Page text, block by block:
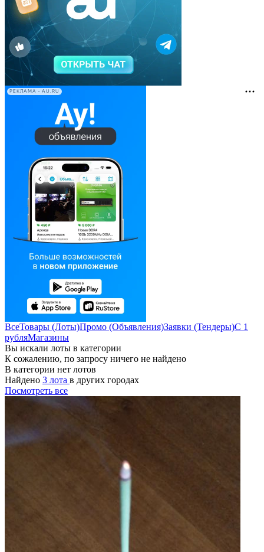
РЕКЛАМА • AU.RU
ВсеТовары (Лоты)Промо (Объявления)Заявки (Тендеры)С 1
рубляМагазины
Вы искали лоты в категории
К сожалению, по запросу ничего не найдено
В категории нет лотов
Найдено 3 лота в других городах
Посмотреть все